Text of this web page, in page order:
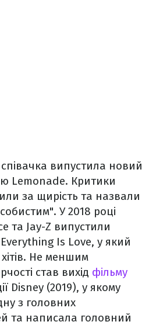
співачка випустила новий
Lemonade. Критики
за щирість та назвали
У 2018 році
та Jay-Z випустили
Is Love, у який
Не меншим
став вихід фільму
Disney (2019), у якому
з головних
та написала головний